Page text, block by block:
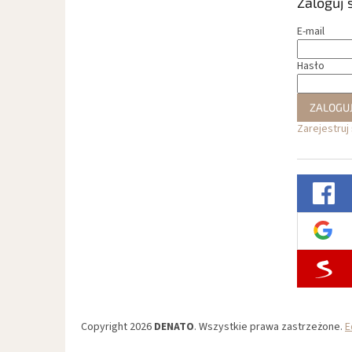
E-mail
Hasło
Zarejestruj
Copyright 2026 DENATO. Wszystkie prawa zastrzeżone.